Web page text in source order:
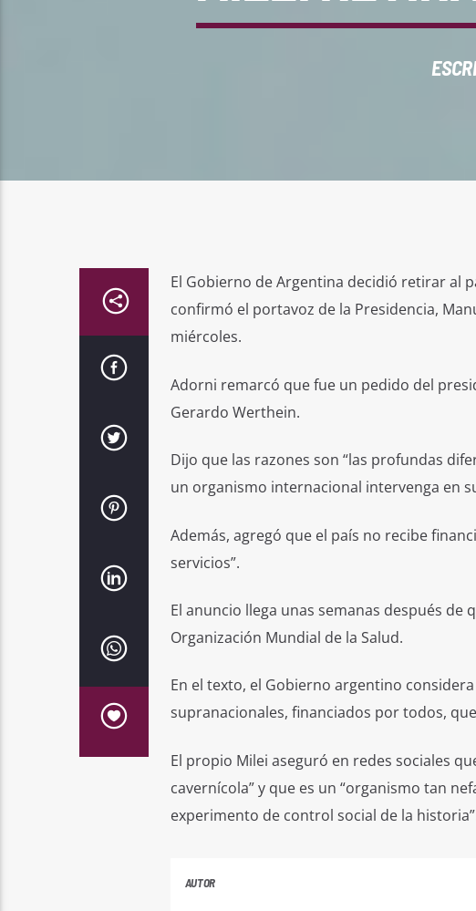
El Gobierno de Argentina decidió retirar al
confirmó el portavoz de la Presidencia,
miércoles.
Adorni remarcó que fue un pedido del
Gerardo Werthein.
Dijo que las razones son “las profundas
un organismo internacional intervenga en
Además, agregó que el país no recibe
servicios”.
El anuncio llega unas semanas después de
Organización Mundial de la Salud.
En el texto, el Gobierno argentino
supranacionales, financiados por todos,
El propio Milei aseguró en redes sociales
cavernícola” y que es un “organismo tan
experimento de control social de la
AUTOR